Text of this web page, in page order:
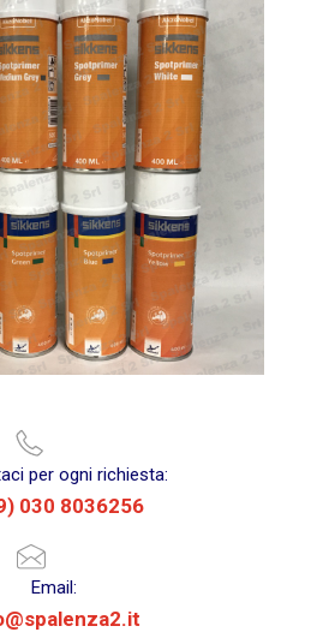
per ogni richiesta:
030 8036256
Email: